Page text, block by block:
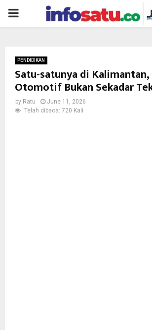
PRIMARY
PENDIDIKAN
Satu-satunya di
Otomotif Bukan Sekadar
by Ratu
June 11, 2026
Telah dibaca: 720 Kali